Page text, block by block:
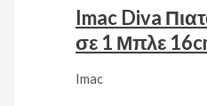
Imac Diva
σε 1 Μπλε
Imac